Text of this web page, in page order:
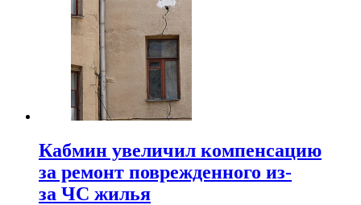
Кабмин увеличил компенсацию
за ремонт поврежденного из-
за ЧС жилья